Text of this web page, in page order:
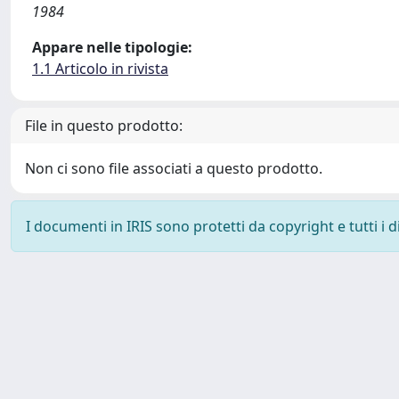
1984
Appare nelle tipologie:
1.1 Articolo in rivista
File in questo prodotto:
Non ci sono file associati a questo prodotto.
I documenti in IRIS sono protetti da copyright e tutti i